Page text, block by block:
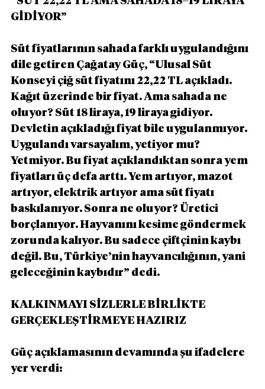
GİDİYOR”
Süt fiyatlarının sahada farklı uygulandığını
dile getiren Çağatay Güç, “Ulusal Süt
Konseyi çiğ süt fiyatını 22,22 TL açıkladı.
Kağıt üzerinde bir fiyat. Ama sahada ne
oluyor? Süt 18 liraya, 19 liraya gidiyor.
Devletin açıkladığı fiyat bile uygulanmıyor.
Uygulandı varsayalım, yetiyor mu?
Yetmiyor. Bu fiyat açıklandıktan sonra yem
fiyatları üç defa arttı. Yem artıyor, mazot
artıyor, elektrik artıyor ama süt fiyatı
baskılanıyor. Sonra ne oluyor? Üretici
borçlanıyor. Hayvanını kesime göndermek
zorunda kalıyor. Bu sadece çiftçinin kaybı
değil. Bu, Türkiye’nin hayvancılığının, yani
geleceğinin kaybıdır” dedi.
KALKINMAYI SİZLERLE BİRLİKTE
GERÇEKLEŞTİRMEYE HAZIRIZ
Güç açıklamasının devamında şu ifadelere
yer verdi: